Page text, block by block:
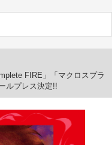
FIRE」「マクロスプラ
ルプレス決定!!